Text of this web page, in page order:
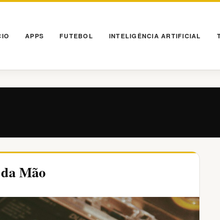
APPS FUTEBOL INTELIGÊNCIA ARTIFICIAL
Mão